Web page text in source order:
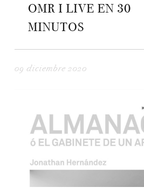
OMR I LIVE EN 30
MINUTOS
09 diciembre 2020